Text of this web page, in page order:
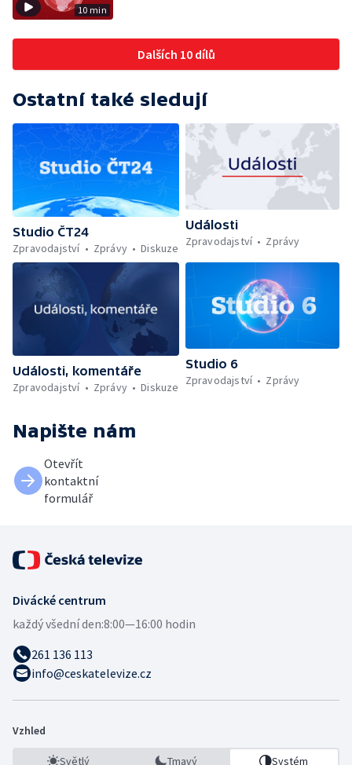
10 min
Dalších 10 dílů
Ostatní také sledují
Studio ČT24
Zpravodajství
Zprávy Diskuze
Události
Zpravodajství
Zprávy
Události, komentáře
Zpravodajství
Zprávy Diskuze
Studio 6
Zpravodajství
Zprávy
Napište nám
Otevřít
kontaktní
formulář
Divácké centrum
každý všední den:8:00—16:00 hodin
261 136 113
info@ceskatelevize.cz
Vzhled
Světlý Tmavý Systém